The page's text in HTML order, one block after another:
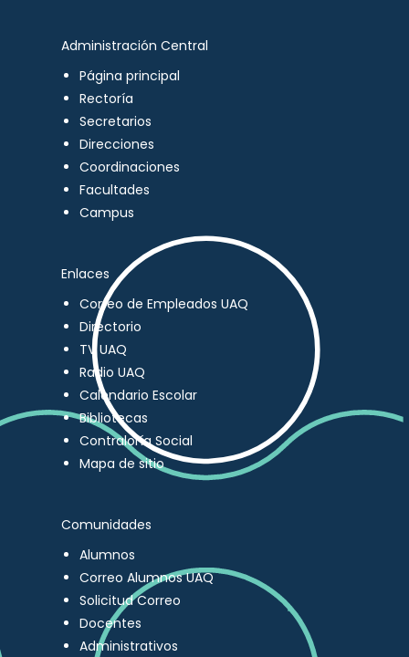
Administración Central
Página principal
Rectoría
Secretarios
Direcciones
Coordinaciones
Facultades
Campus
Enlaces
Correo de Empleados UAQ
Directorio
TV UAQ
Radio UAQ
Calendario Escolar
Bibliotecas
Contraloría Social
Mapa de sitio
Comunidades
Alumnos
Correo Alumnos UAQ
Solicitud Correo
Docentes
Administrativos